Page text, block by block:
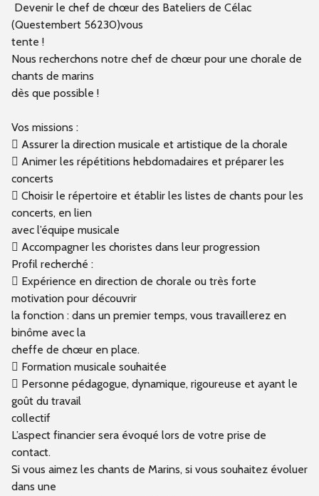
Devenir le chef de chœur des Bateliers de Célac
(Questembert 56230)vous
tente !
Nous recherchons notre chef de chœur pour une chorale de
chants de marins
dès que possible !
Vos missions :
 Assurer la direction musicale et artistique de la chorale
 Animer les répétitions hebdomadaires et préparer les
concerts
 Choisir le répertoire et établir les listes de chants pour les
concerts, en lien
avec l’équipe musicale
 Accompagner les choristes dans leur progression
Profil recherché :
 Expérience en direction de chorale ou très forte
motivation pour découvrir
la fonction : dans un premier temps, vous travaillerez en
binôme avec la
cheffe de chœur en place.
 Formation musicale souhaitée
 Personne pédagogue, dynamique, rigoureuse et ayant le
goût du travail
collectif
L’aspect financier sera évoqué lors de votre prise de
contact.
Si vous aimez les chants de Marins, si vous souhaitez évoluer
dans une